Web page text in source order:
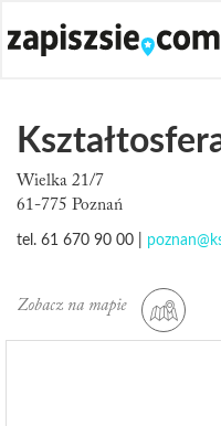
Wielka 21/7
61-775 Poznań
tel. 61 670 90 00 |
Zobacz na mapie